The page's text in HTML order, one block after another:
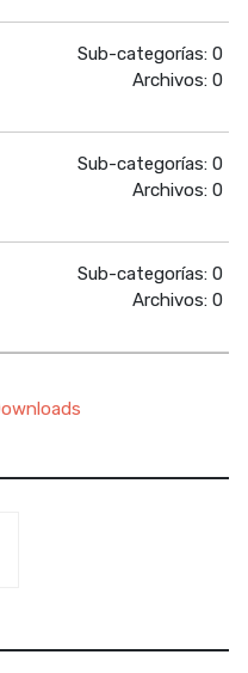
Sub-categorías: 0
Archivos: 0
Sub-categorías: 0
Archivos: 0
Sub-categorías: 0
Archivos: 0